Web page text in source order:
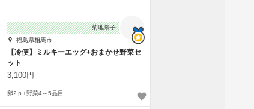
菊地陽子
福島県相馬市
【冷便】ミルキーエッグ+おまかせ野菜セ
ット
3,100円
卵2ｐ+野菜4～5品目